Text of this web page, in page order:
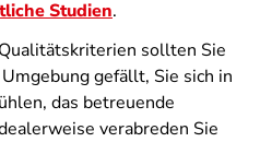
Studien.
sollten Sie
gefällt, Sie sich in
das betreuende
verabreden Sie